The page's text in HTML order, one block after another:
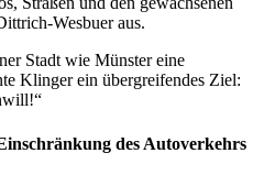
Wesbuer aus.
Stadt wie Münster eine
Klinger ein übergreifendes Ziel:
des Autoverkehrs